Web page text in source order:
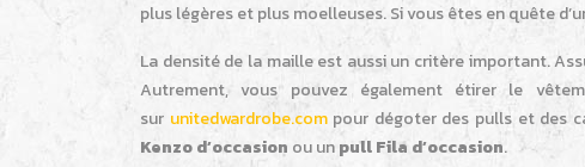
plus légères et plus moelleuses. Si vous êtes en quête
La densité de la maille est aussi un critère important.
Autrement, vous pouvez également étirer le
sur unitedwardrobe.compour dégoter des pulls et des
Kenzo d’occasion ou unpull Fila d’occasion.